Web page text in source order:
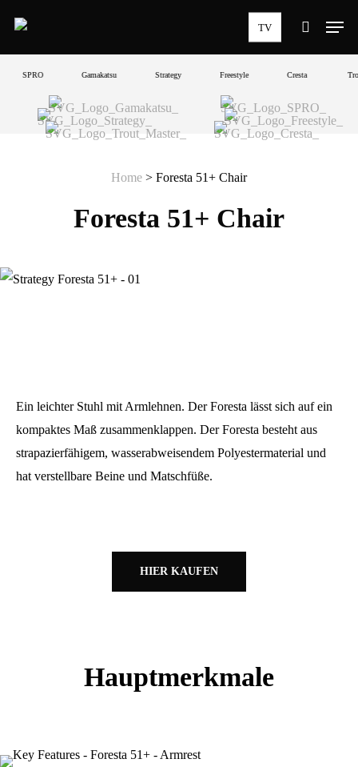
main
content
TV
search
Menu
SPRO Gamakatsu Strategy Freestyle Cresta
Home > Foresta 51+ Chair
Foresta 51+ Chair
Ein leichter Stuhl mit Armlehnen. Der Foresta lässt sich auf ein
kompaktes Maß zusammenklappen. Der Foresta besteht aus
strapazierfähigem, wasserabweisendem Polyestermaterial und
hat verstellbare Beine und Matschfüße.
HIER KAUFEN
Hauptmerkmale